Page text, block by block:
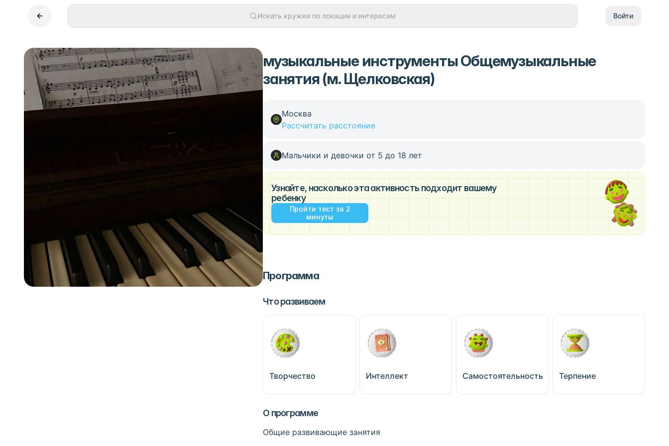
Искать кружки по локации и интересам Войти
музыкальные инструменты Общемузыкальные
занятия (м. Щелковская)
Москва
Рассчитать расстояние
Мальчики и девочки от 5 до 18 лет
Узнайте, насколько эта активность подходит вашему
ребенку
Пройти тест за 2
минуты
Программа
Что развиваем
Творчество Интеллект Самостоятельность Терпение
О программе
Общие развивающие занятия